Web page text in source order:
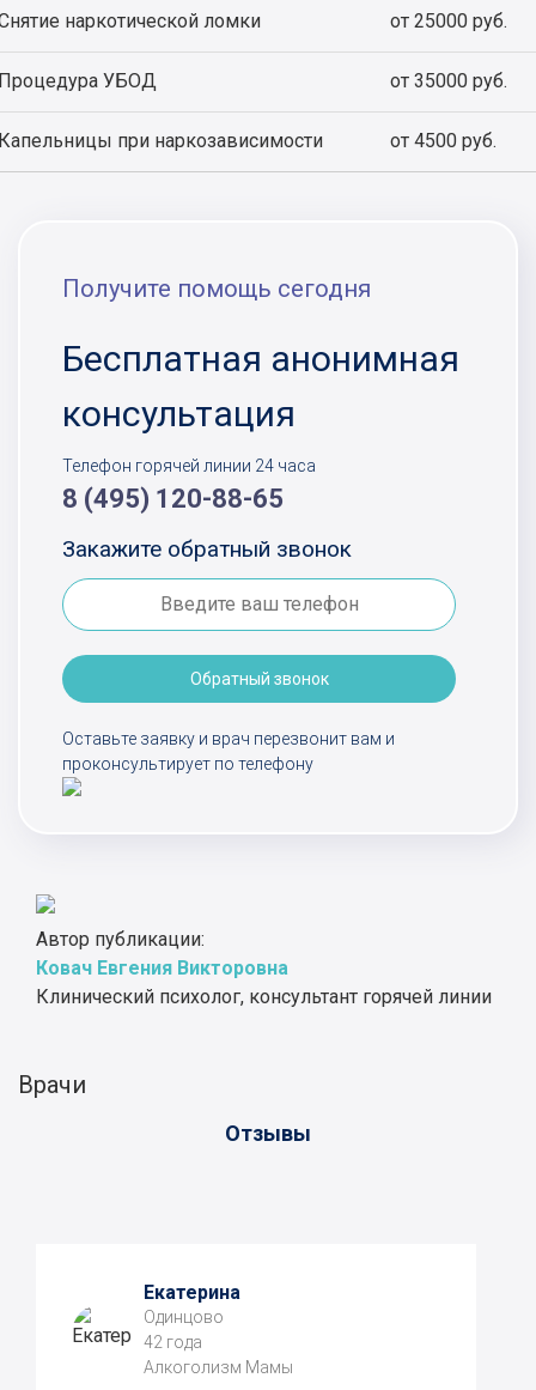
наркотической ломки от 25000 руб.
УБОД от 35000 руб.
при наркозависимости от 4500 руб.
Получите помощь сегодня
Бесплатная анонимная
консультация
Телефон горячей линии 24 часа
8 (495) 120-88-65
Закажите обратный звонок
Обратный звонок
Оставьте заявку и врач перезвонит вам и
проконсультирует по телефону
Автор публикации:
Ковач Евгения Викторовна
Клинический психолог, консультант горячей линии
Врачи
Отзывы
Екатерина
Одинцово
42 года
Алкоголизм Мамы